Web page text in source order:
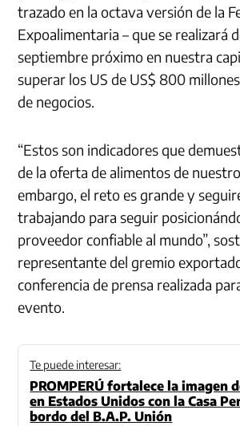
trazado en la octava versión de la
Expoalimentaria – que se realizará
septiembre próximo en nuestra
superar los US de US$ 800
de negocios.
“Estos son indicadores que
de la oferta de alimentos de
embargo, el reto es grande y
trabajando para seguir
proveedor confiable al mundo”,
representante del gremio
conferencia de prensa realizada
evento.
Te puede interesar:
PROMPERÚ fortalece la imagen
en Estados Unidos con la Casa
bordo del B.A.P. Unión